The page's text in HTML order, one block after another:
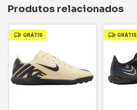
Produtos relacionados
GRÁTIS GRÁTIS